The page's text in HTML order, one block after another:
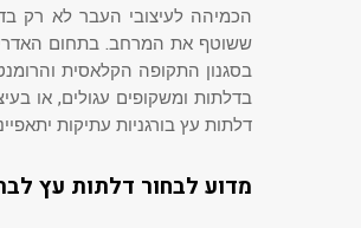
הכמיהה לעיצובי העבר לא רק
ששוטף את המרחב. בתחום
בסגנון התקופה הקלאסית
בדלתות ומשקופים עגולים, או
דלתות עץ בורגניות עתיקות
מדוע לבחור דלתות עץ